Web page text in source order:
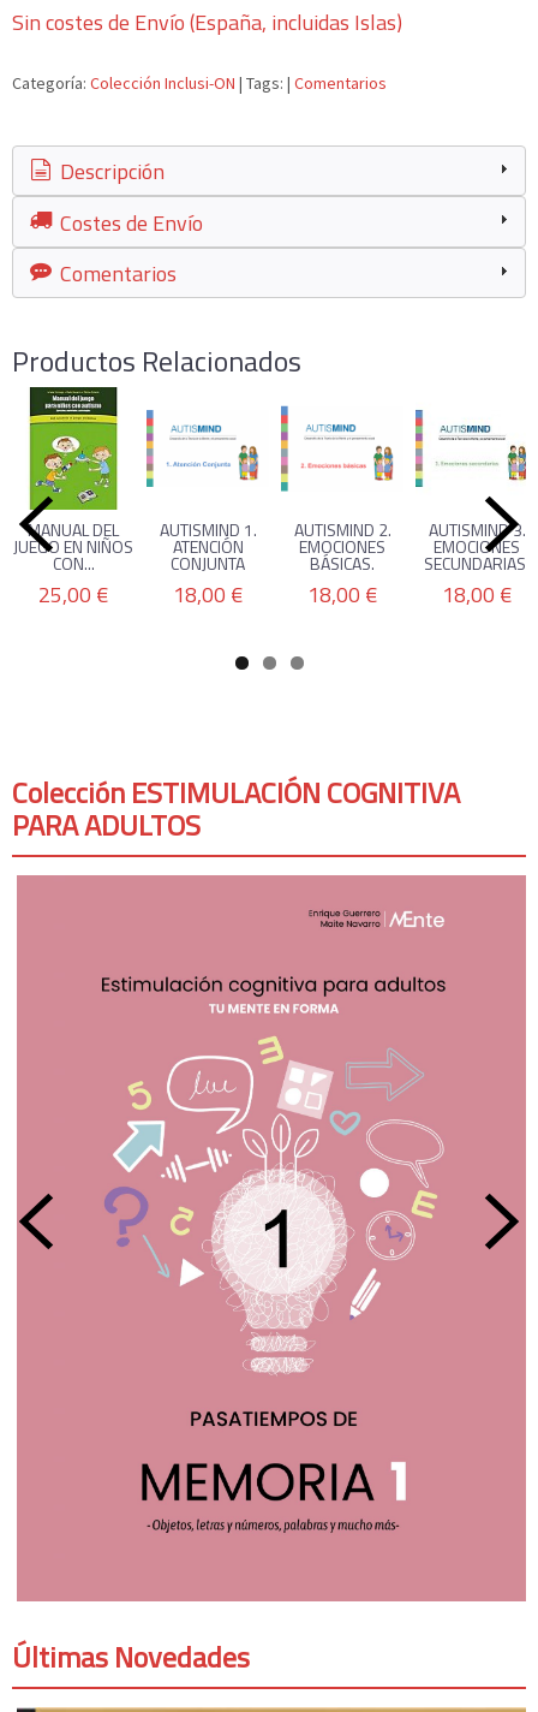
Colección ESTIMULACIÓN COGNITIVA
PARA ADULTOS
Últimas Novedades
Sin costes de Envío (España, incluidas Islas)
Categoría: Colección Inclusi-ON | Tags: | Comentarios
Descripción
Costes de Envío
Comentarios
Productos Relacionados
MANUAL DEL
JUEGO EN NIÑOS
CON...
25,00 €
AUTISMIND 1.
ATENCIÓN
CONJUNTA
18,00 €
AUTISMIND 2.
EMOCIONES
BÁSICAS.
18,00 €
AUTISMIND 3.
EMOCIONES
SECUNDARIAS.
18,00 €